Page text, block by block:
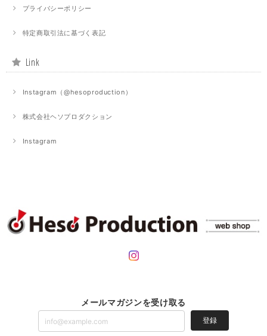
プライバシーポリシー
特定商取引法に基づく表記
Link
Instagram（@hesoproduction）
株式会社ヘソプロダクション
Instagram
メールマガジンを受け取る
登録